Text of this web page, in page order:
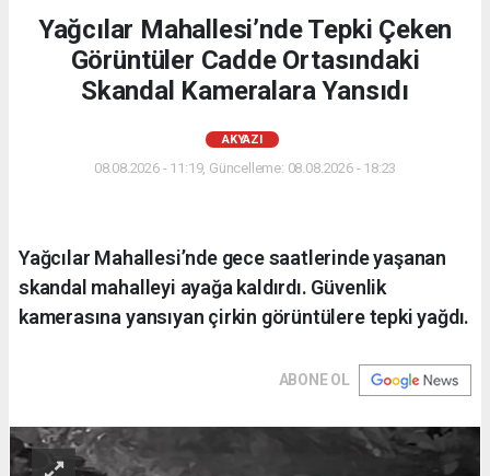
Yağcılar Mahallesi’nde Tepki Çeken
Görüntüler Cadde Ortasındaki
Skandal Kameralara Yansıdı
AKYAZI
08.08.2026 - 11:19, Güncelleme: 08.08.2026 - 18:23
Yağcılar Mahallesi’nde gece saatlerinde yaşanan
skandal mahalleyi ayağa kaldırdı. Güvenlik
kamerasına yansıyan çirkin görüntülere tepki yağdı.
ABONE OL